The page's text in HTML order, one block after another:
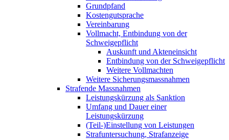
Grundpfand
Kostengutsprache
Vereinbarung
Vollmacht, Entbindung von der
Schweigepflicht
Auskunft und Akteneinsicht
Entbindung von der Schweigepflicht
Weitere Vollmachten
Weitere Sicherungsmassnahmen
Strafende Massnahmen
Leistungskürzung als Sanktion
Umfang und Dauer einer
Leistungskürzung
(Teil-)Einstellung von Leistungen
Strafuntersuchung, Strafanzeige